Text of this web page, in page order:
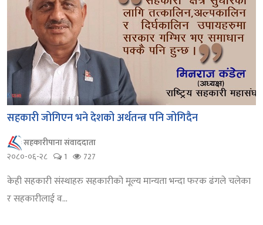
सहकारी जोगिएन भने देशको अर्थतन्त्र पनि जोगिदैन
सहकारीपाना संवाददाता
२०८०-०६-२८
1 727
केही सहकारी संस्थाहरु सहकारीको मूल्य मान्यता भन्दा फरक ढंगले चलेका
र सहकारीलाई व...